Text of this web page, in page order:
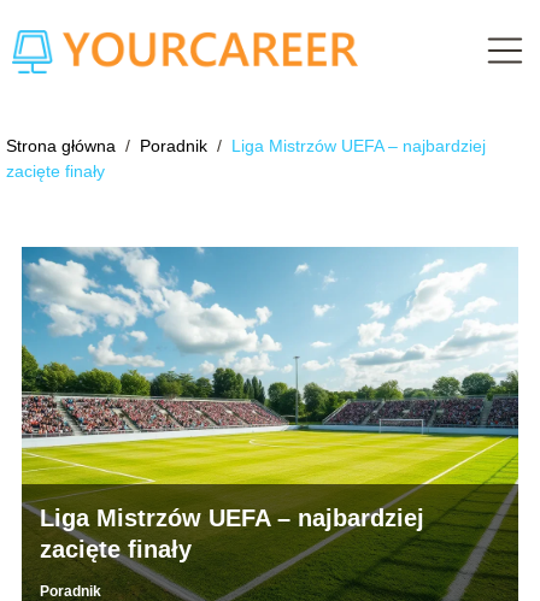
Strona główna / Poradnik / Liga Mistrzów UEFA – najbardziej
zacięte finały
Liga Mistrzów UEFA – najbardziej
zacięte finały
Poradnik